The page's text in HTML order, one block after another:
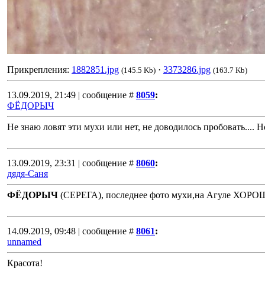
Прикрепления: 1882851.jpg (145.5 Kb) · 3373286.jpg (163.7 Kb)
13.09.2019, 21:49 | сообщение # 8059:
ФЁДОРЫЧ
Не знаю ловят эти мухи или нет, не доводилось пробовать....
13.09.2019, 23:31 | сообщение # 8060:
дядя-Саня
ФЁДОРЫЧ (СЕРЕГА), последнее фото мухи,на Агуле
14.09.2019, 09:48 | сообщение # 8061:
unnamed
Красота!